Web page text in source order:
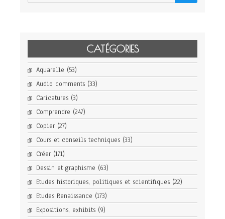
CATÉGORIES
Aquarelle (53)
Audio comments (33)
Caricatures (3)
Comprendre (247)
Copier (27)
Cours et conseils techniques (33)
Créer (171)
Dessin et graphisme (63)
Etudes historiques, politiques et scientifiques (22)
Etudes Renaissance (173)
Expositions, exhibits (9)